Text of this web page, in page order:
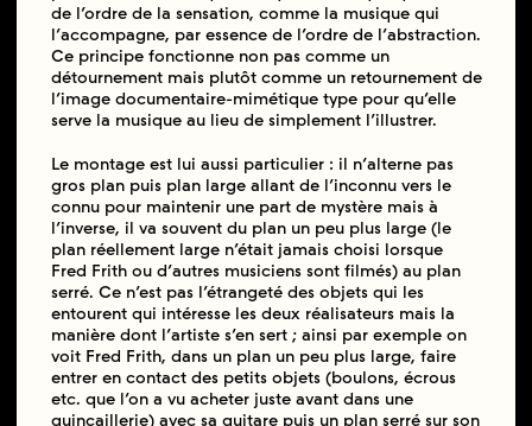
de l’ordre de la sensation, comme la musique qui
l’accompagne, par essence de l’ordre de l’abstraction.
Ce principe fonctionne non pas comme un
détournement mais plutôt comme un retournement de
l’image documentaire-mimétique type pour qu’elle
serve la musique au lieu de simplement l’illustrer.
Le montage est lui aussi particulier : il n’alterne pas
gros plan puis plan large allant de l’inconnu vers le
connu pour maintenir une part de mystère mais à
l’inverse, il va souvent du plan un peu plus large (le
plan réellement large n’était jamais choisi lorsque
Fred Frith ou d’autres musiciens sont filmés) au plan
serré. Ce n’est pas l’étrangeté des objets qui les
entourent qui intéresse les deux réalisateurs mais la
manière dont l’artiste s’en sert ; ainsi par exemple on
voit Fred Frith, dans un plan un peu plus large, faire
entrer en contact des petits objets (boulons, écrous
etc. que l’on a vu acheter juste avant dans une
quincaillerie) avec sa guitare puis un plan serré sur son